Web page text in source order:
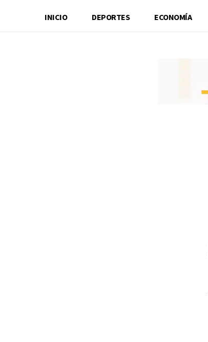
INICIO DEPORTES ECONOMÍA